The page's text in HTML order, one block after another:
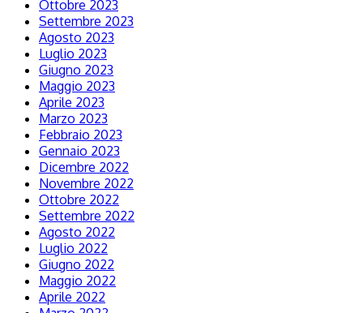
Ottobre 2023
Settembre 2023
Agosto 2023
Luglio 2023
Giugno 2023
Maggio 2023
Aprile 2023
Marzo 2023
Febbraio 2023
Gennaio 2023
Dicembre 2022
Novembre 2022
Ottobre 2022
Settembre 2022
Agosto 2022
Luglio 2022
Giugno 2022
Maggio 2022
Aprile 2022